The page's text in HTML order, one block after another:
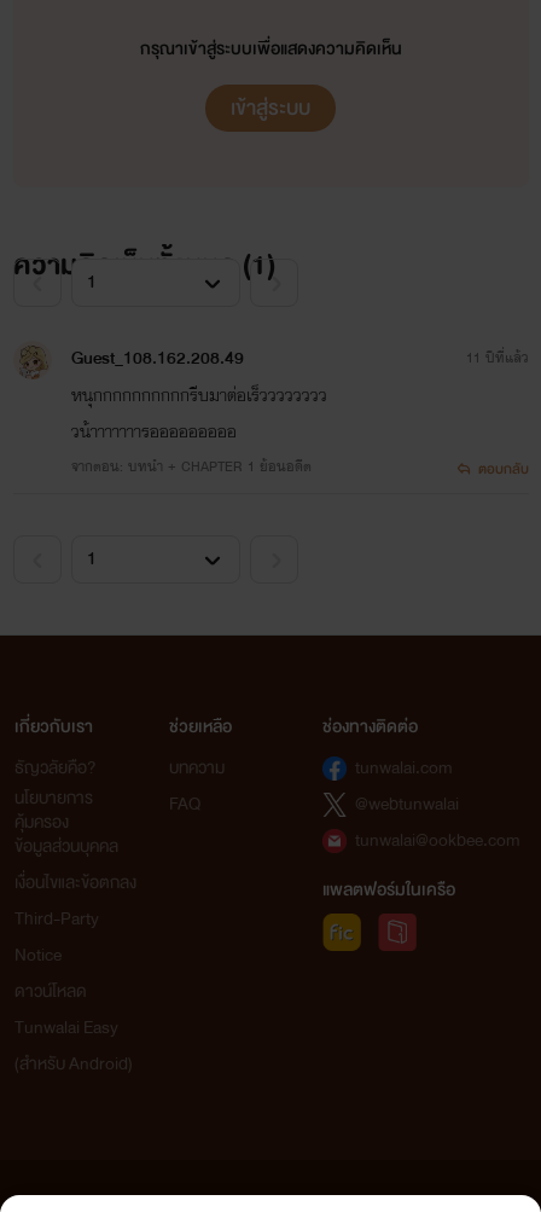
PHANTOM
แฟนธอมเป็นคนที่ค่อนข้างเดาอารมณ์ยากและมีหลายบุคลิค
ไม่ชอบอะไรที่ขัดใจเป็นที่สุด อยากได้อะไรก็ตามเขาต้องได้
ของที่เป็นของเขาแล้วต่อให้มันเป็นแค่ของเล่น ก็เป็นของเขาอยู่ดี.
"น้องปอเช่เล่นอะไรดูหน้าพี่ด้วย สามีโกรธขึ้นมาอย่าหาว่าใจร้าย
yoai-sm" target="_blank">
FICTION
target="_blank"> </a>
FANTASY
กรุณาเข้าสู่ระบบเพื่อแสดงความคิดเห็น
เข้าสู่ระบบ
ความคิดเห็นทั้งหมด (1)
Guest_108.162.208.49
หนุกกกกกกกกกกรีบมาต่อเร็วววววววว
วน้าาาาาาารอออออออออ
จากตอน: บทนำ + CHAPTER 1 ย้อนอดีต
11 ปีที่แล้ว
ตอบกลับ
เกี่ยวกับเรา
ธัญวลัยคือ?
นโยบายการ
คุ้มครอง
ข้อมูลส่วนบุคคล
เงื่อนไขและข้อตกลง
Third-Party
Notice
ดาวน์โหลด
Tunwalai Easy
(สำหรับ Android)
ช่วยเหลือ
บทความ
FAQ
ช่องทางติดต่อ
tunwalai.com
@webtunwalai
tunwalai@ookbee.com
แพลตฟอร์มในเครือ